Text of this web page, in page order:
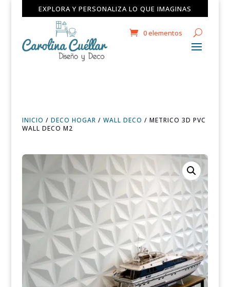
EXPLORA Y PERSONALIZA LO QUE IMAGINAS
0 elementos
INICIO / DECO HOGAR / WALL DECO / METRICO 3D PVC
WALL DECO M2